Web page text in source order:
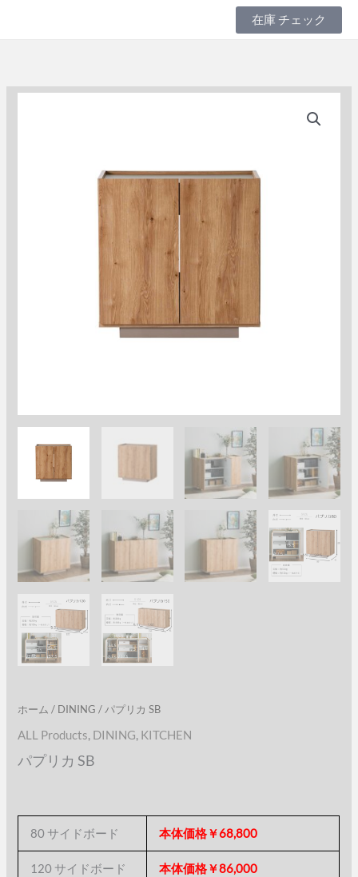
在庫 チェック
ホーム / DINING / パプリカ SB
ALL Products, DINING, KITCHEN
パプリカ SB
80 サイドボード 本体価格￥68,800
120 サイドボード 本体価格￥86,000